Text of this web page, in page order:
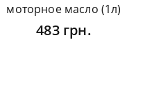
моторное масло (1л)
483 грн.